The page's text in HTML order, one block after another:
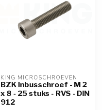
KING MICROSCHROEVEN
BZK Inbusschroef - M 2
x 8 - 25 stuks - RVS - DIN
912